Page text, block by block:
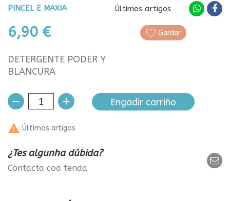
PINCEL E MAXIA Últimos artigos
6,90 € Gardar
DETERGENTE PODER Y
BLANCURA
Engadir carriño
 Últimos artigos
¿Tes algunha dúbida?
Contacta coa tenda